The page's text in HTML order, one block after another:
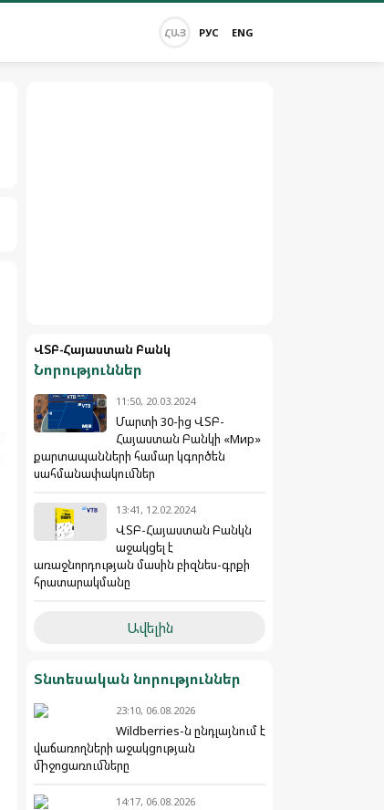
ՀԱՅ РУС ENG
ՎՏԲ-Հայաստան Բանկ
Նորություններ
11:50, 20.03.2024
Մարտի 30-ից ՎՏԲ-
Հայաստան Բանկի «Мир»
քարտապանների համար կգործեն
սահմանափակումներ
13:41, 12.02.2024
ՎՏԲ-Հայաստան Բանկն
աջակցել է
առաջնորդության մասին բիզնես-գրքի
հրատարակմանը
Ավելին
Տնտեսական նորություններ
23:10, 06.08.2026
Wildberries-ն ընդլայնում է
վաճառողների աջակցության
միջոցառումները
14:17, 06.08.2026